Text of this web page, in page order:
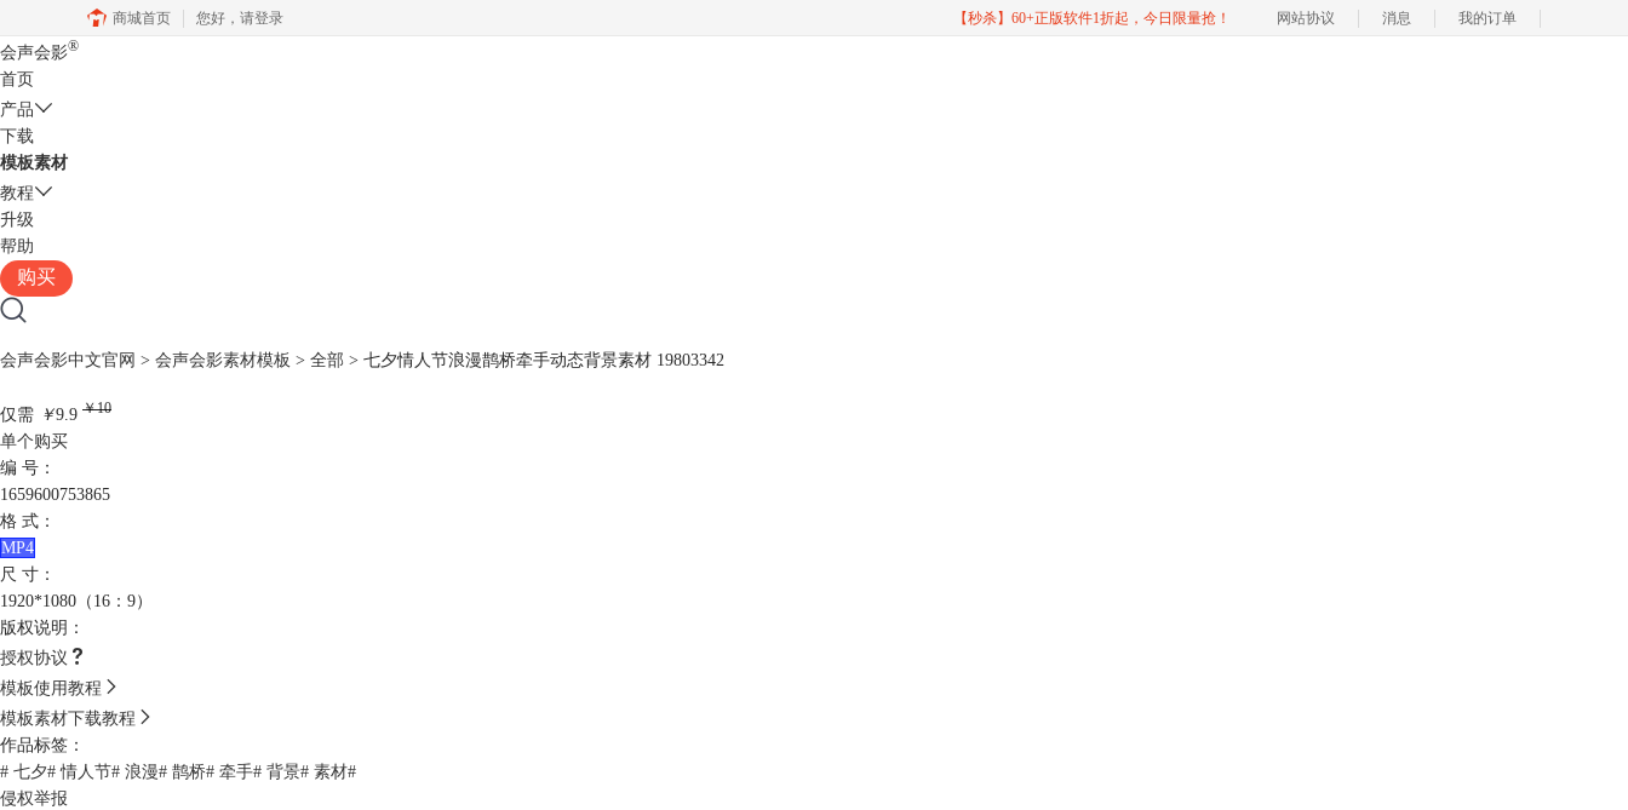
商城首页 您好， 请登录 【秒杀】60+正版软件1折起，今日限量抢！ 网站协议 消息 我的订单
会声会影®
首页
产品
下载
模板素材
教程
升级
帮助
购买
会声会影中文官网 > 会声会影素材模板 > 全部 > 七夕情人节浪漫鹊桥牵手动态背景素材 19803342
仅需 ￥9.9 ￥10
单个购买
编 号：
1659600753865
格 式：
MP4
尺 寸：
1920*1080（16：9）
版权说明：
授权协议
模板使用教程
模板素材下载教程
作品标签：
# 七夕# 情人节# 浪漫# 鹊桥# 牵手# 背景# 素材#
侵权举报